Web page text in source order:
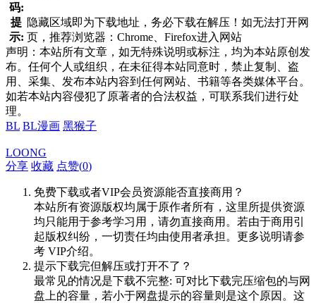
码:
提
示:
隐藏区域即为下载地址，务必下载在解压！如无法打开网
页，推荐浏览器：Chrome、Firefox进入网站
声明：本站所有文章，如无特殊说明或标注，均为本站原创发
布。任何个人或组织，在未征得本站同意时，禁止复制、盗
用、采集、发布本站内容到任何网站、书籍等各类媒体平台。
如若本站内容侵犯了原著者的合法权益，可联系我们进行处
理。
BL BL漫画 黑猴子
LOONG
分享 收藏 点赞(0)
免费下载或者VIP会员资源能否直接商用？
本站所有资源版权均属于原作者所有，这里所提供资源
均只能用于参考学习用，请勿直接商用。若由于商用引
起版权纠纷，一切责任均由使用者承担。更多说明请参
考 VIP介绍。
提示下载完但解压或打开不了？
最常见的情况是下载不完整: 可对比下载完压缩包的与网
盘上的容量，若小于网盘提示的容量则是这个原因。这